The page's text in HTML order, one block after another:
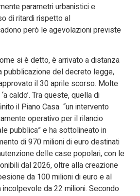
parametri urbanistici e
di ritardi rispetto al
però le agevolazioni previste
si è detto, è arrivato a distanza
pubblicazione del decreto legge,
il 30 aprile scorso. Molte
caldo’. Tra queste, quella di
il Piano Casa “un intervento
operativo per il rilancio
pubblica” e ha sottolineato in
di 970 milioni di euro destinati
delle case popolari, con le
dal 2026, oltre alla creazione
da 100 milioni di euro e al
da 22 milioni. Secondo